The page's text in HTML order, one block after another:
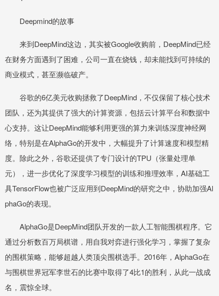
Deepmind的故事
来到DeepMind这边，其实被Google收购前，DeepMind已经
在财务方面遇到了困难，公司一直在烧钱，却未能找到可持续的
商业模式，甚至濒临破产。
谷歌的6亿美元收购拯救了DeepMind，不仅保留了核心技术
团队，还为其提供了强大的计算资源，包括云计算平台和数据中
心支持。这让DeepMind能够利用更强的算力来训练深度神经网
络，特别是在AlphaGo的开发中，大幅提升了计算速度和模型精
度。除此之外，谷歌还提供了专门设计的TPU（张量处理单
元），进一步优化了深度学习模型的训练和推理效率，AI基础工
具TensorFlow也被广泛应用到DeepMind的研究之中，协助加强Al
phaGo的表现。
AlphaGo是DeepMind团队开发的一款人工智能围棋程序。它
通过分析数百万局棋谱，用自我对弈进行强化学习，掌握了复杂
的围棋策略，能够超越人类顶尖围棋选手。2016年，AlphaGo在
与围棋世界冠军李世石的比赛中取得了4比1的胜利，从此一战成
名，震惊全球。